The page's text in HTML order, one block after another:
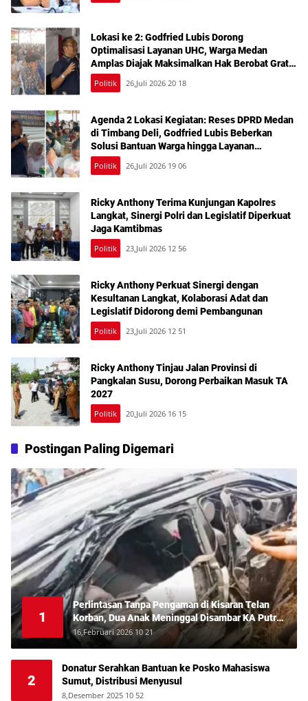
Lokasi ke 2: Godfried Lubis Dorong
Optimalisasi Layanan UHC, Warga Medan
Amplas Diajak Maksimalkan Hak Berobat Gratis
Bermodal KTP
Politik 26,Juli 2026 20 18
Agenda 2 Lokasi Kegiatan: Reses DPRD Medan
di Timbang Deli, Godfried Lubis Beberkan
Solusi Bantuan Warga hingga Layanan
Kesehatan Gratis
Politik 26,Juli 2026 19 06
Ricky Anthony Terima Kunjungan Kapolres
Langkat, Sinergi Polri dan Legislatif Diperkuat
Jaga Kamtibmas
Politik 23,Juli 2026 12 56
Ricky Anthony Perkuat Sinergi dengan
Kesultanan Langkat, Kolaborasi Adat dan
Legislatif Didorong demi Pembangunan
Politik 23,Juli 2026 12 51
Ricky Anthony Tinjau Jalan Provinsi di
Pangkalan Susu, Dorong Perbaikan Masuk TA
2027
Politik 20,Juli 2026 16 15
Postingan Paling Digemari
1
Perlintasan Tanpa Pengaman di Kisaran Telan
Korban, Dua Anak Meninggal Disambar KA Putri
Deli
16,Februari 2026 10 21
2
Donatur Serahkan Bantuan ke Posko Mahasiswa
Sumut, Distribusi Menyusul
8,Desember 2025 10 52